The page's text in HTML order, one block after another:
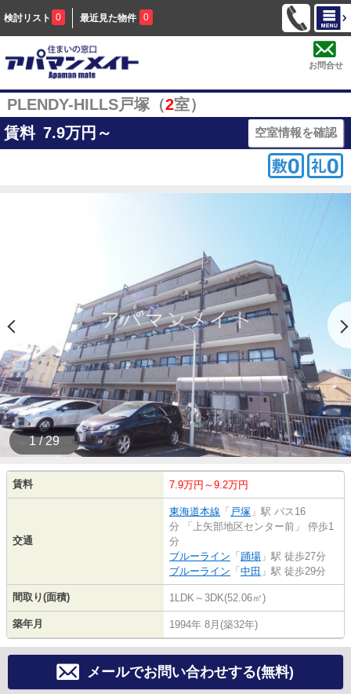
検討リスト 0 最近見た物件 0
お問合せ
PLENDY-HILLS戸塚（2室）
賃料 7.9万円～ 空室情報を確認
1 / 29
賃料 7.9万円～9.2万円
交通
東海道本線 「 戸塚 」駅 バス16
分 「上矢部地区センター前」 停歩1
分
ブルーライン 「 踊場 」駅 徒歩27分
ブルーライン 「 中田 」駅 徒歩29分
間取り(面積) 1LDK～3DK(52.06㎡)
築年月 1994年 8月(築32年)
メールでお問い合わせする(無料)